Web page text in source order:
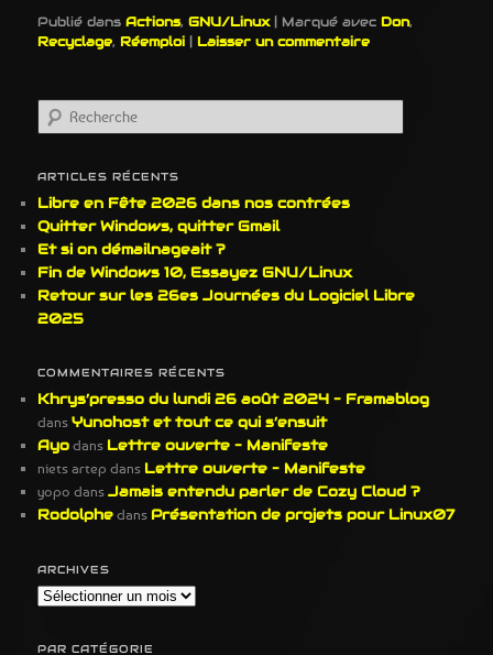
Publié dans Actions,GNU/Linux | Marqué avec Don,
Recyclage,Réemploi |Laisser un commentaire
e
h
e
r
c
h
e
ARTICLES RÉCENTS
Libre en Fête 2026 dans nos contrées
Quitter Windows, quitter Gmail
Et si on démailnageait ?
Fin de Windows 10, Essayez GNU/Linux
Retour sur les 26es Journées du Logiciel Libre
2025
COMMENTAIRES RÉCENTS
Khrys’presso du lundi 26 août 2024 – Framablog
dansYunohost et tout ce qui s’ensuit
Ayodans Lettre ouverte – Manifeste
niets artep dans Lettre ouverte – Manifeste
yopo dansJamais entendu parler de Cozy Cloud ?
Rodolphedans Présentation de projets pour Linux07
ARCHIVES
Archives
PAR CATÉGORIE